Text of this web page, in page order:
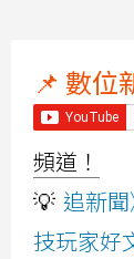
📌 數位
頻道！
💡 追新
技玩家好